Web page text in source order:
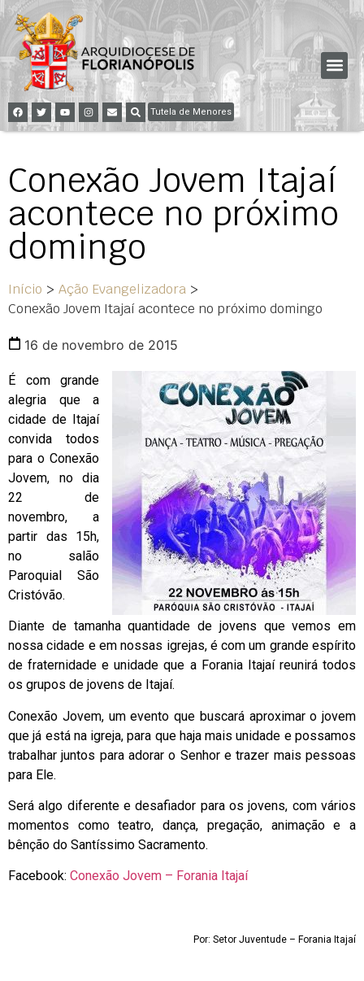
Tutela de Menores
Conexão Jovem Itajaí
acontece no próximo
domingo
Início > Ação Evangelizadora >
Conexão Jovem Itajaí acontece no próximo domingo
16 de novembro de 2015
É com grande
alegria que a
cidade de Itajaí
convida todos
para o Conexão
Jovem, no dia
22 de
novembro, a
partir das 15h,
no salão
Paroquial São
Cristóvão.
Diante de tamanha quantidade de jovens que vemos em
nossa cidade e em nossas igrejas, é com um grande espírito
de fraternidade e unidade que a Forania Itajaí reunirá todos
os grupos de jovens de Itajaí.
Conexão Jovem, um evento que buscará aproximar o jovem
que já está na igreja, para que haja mais unidade e possamos
trabalhar juntos para adorar o Senhor e trazer mais pessoas
para Ele.
Será algo diferente e desafiador para os jovens, com vários
momentos como teatro, dança, pregação, animação e a
bênção do Santíssimo Sacramento.
Facebook: Conexão Jovem – Forania Itajaí
Por: Setor Juventude – Forania Itajaí